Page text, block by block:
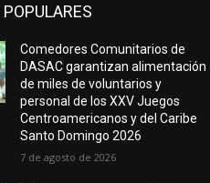
Comedores Comunitarios de
DASAC garantizan alimentación
de miles de voluntarios y
personal de los XXV Juegos
Centroamericanos y del Caribe
Santo Domingo 2026
7 de agosto de 2026